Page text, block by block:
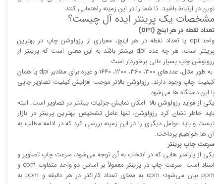
نوین در ارتباط باشید. تا شما را در این زمینه راهنمایی کنند.
مشخصات یک پرینتر ایده آل چیست؟
تعداد نقطه در هر اینچ (DPI)
واحد dpi یا تعداد نقطه در هر اینچ، معیاری از رزولوشن چاپ در بهترین
پرینتر است. هر چه عدد dpi بیشتر باشد به این معنی است که پرینتر از
رزولوشن چاپ بسیار عالی برخوردار است.
به طور مثال، عدد‌های 300، 360، 1200، 1440 و غیره برای مقادیر dpi یا همان
کیفیت چاپ وجود دارند. رزولوشن بالا‌‌تر موجب افزایش کیفیت تصاویر چاپی
با این دستگاه ها می‌شود.
یکی از فواید رزولوشن بالا امکان نمایش جزئیات بیشتر در تصاویر است. البته
باید خاطر نشان کرد رزولوشن، تنها عامل تشخیص بهترین پرینتر در بازار
نیست و باید عوامل دیگری را در این زمینه بررسی کرد که در ادامه مطلب به
آن ها خواهیم پرداخت.
سرعت چاپ پرینتر
یکی از پارامتر هایی که در انتخاب به آن توجه می‌شود، سرعت چاپ تصاویر و
اسناد است. سرعت چاپ در پرینتر معمولاً بر اساس دو واحد متفاوت cpm و
ppm بیان می‌شود؛ cpm به معنای تعداد کاراکتر در هر دقیقه و ppm به